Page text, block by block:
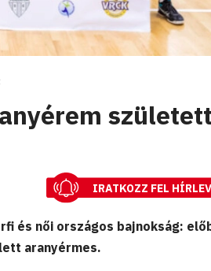
IRATKOZZ FEL
és női országos bajnokság:
aranyérmes.